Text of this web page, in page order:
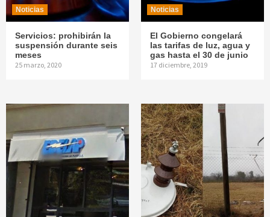
Noticias
Servicios: prohibirán la
suspensión durante seis
meses
25 marzo, 2020
Noticias
El Gobierno congelará
las tarifas de luz, agua y
gas hasta el 30 de junio
17 diciembre, 2019